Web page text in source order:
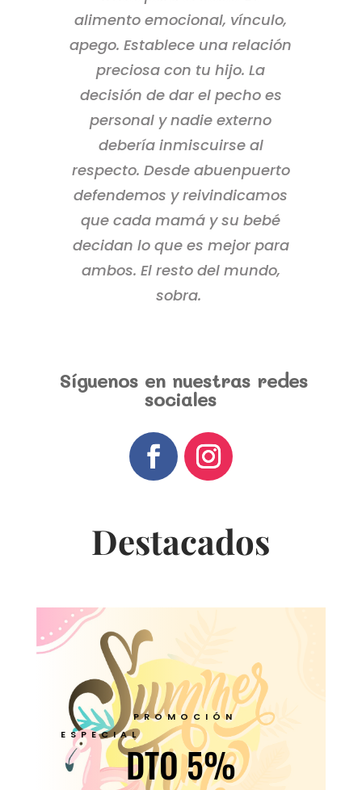
alimento emocional, vínculo,
apego. Establece una relación
preciosa con tu hijo. La
decisión de dar el pecho es
personal y nadie externo
debería inmiscuirse al
respecto. Desde abuenpuerto
defendemos y reivindicamos
que cada mamá y su bebé
decidan lo que es mejor para
ambos. El resto del mundo,
sobra.
Síguenos en nuestras redes
sociales
Destacados
PROMOCIÓN
ESPECIAL
DTO 5%